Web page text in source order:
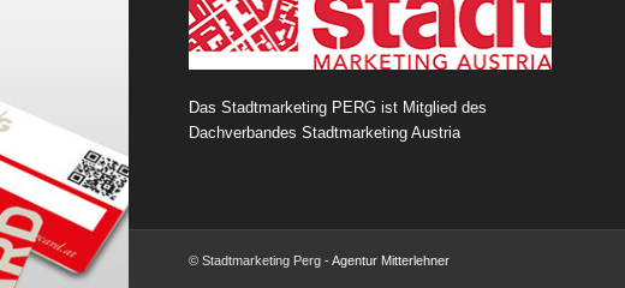
Das Stadtmarketing PERG ist Mitglied des
Dachverbandes Stadtmarketing Austria
© Stadtmarketing Perg -Agentur Mitterlehner